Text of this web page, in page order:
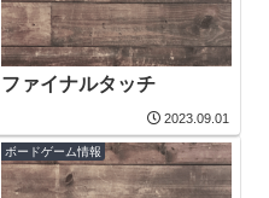
ファイナルタッチ
2023.09.01
ボードゲーム情報